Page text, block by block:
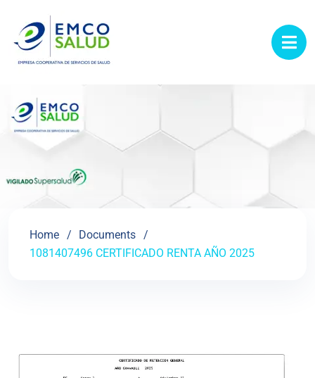
Home
Documents
1081407496 CERTIFICADO RENTA AÑO 2025